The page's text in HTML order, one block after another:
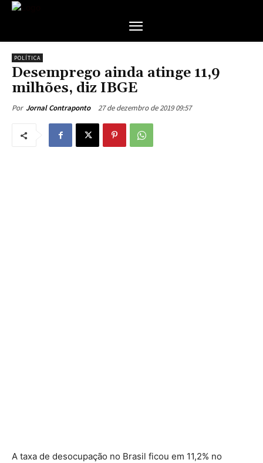
POLÍTICA
Desemprego ainda atinge 11,9
milhões, diz IBGE
Por Jornal Contraponto 27 de dezembro de 2019 09:57
A taxa de desocupação no Brasil ficou em 11,2% no